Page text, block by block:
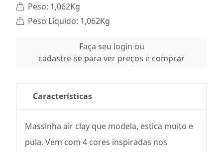
Peso: 1,062Kg
Peso Líquido: 1,062Kg
Faça seu login ou
cadastre-se para ver preços e comprar
Características
Massinha air clay que modela, estica muito e
pula. Vem com 4 cores inspiradas nos